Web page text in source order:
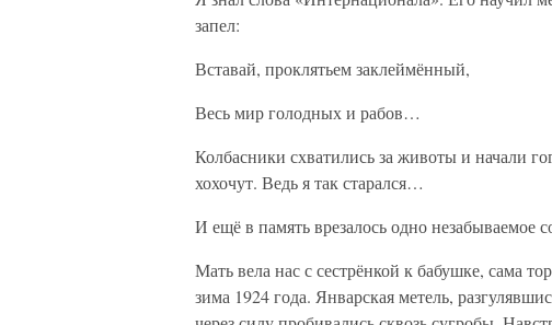
запел:
Вставай, проклятьем заклеймённый,
Весь мир голодных и рабов…
Колбасники схватились за животы и начали
хохочут. Ведь я так старался…
И ещё в память врезалось одно незабываемое
Мать вела нас с сестрёнкой к бабушке, сама
зима 1924 года. Январская метель,